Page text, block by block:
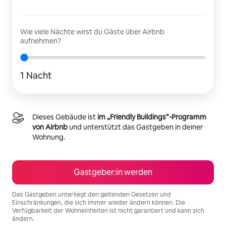
Wie viele Nächte wirst du Gäste über Airbnb
aufnehmen?
1 Nacht
Dieses Gebäude istim „Friendly Buildings“-Programm
von Airbnbund unterstützt das Gastgeben in deiner
Wohnung.
Gastgeber:in werden
Das Gastgeben unterliegt den geltenden Gesetzen und
Einschränkungen, die sich immer wieder ändern können. Die
Verfügbarkeit der Wohneinheiten ist nicht garantiert und kann sich
ändern.